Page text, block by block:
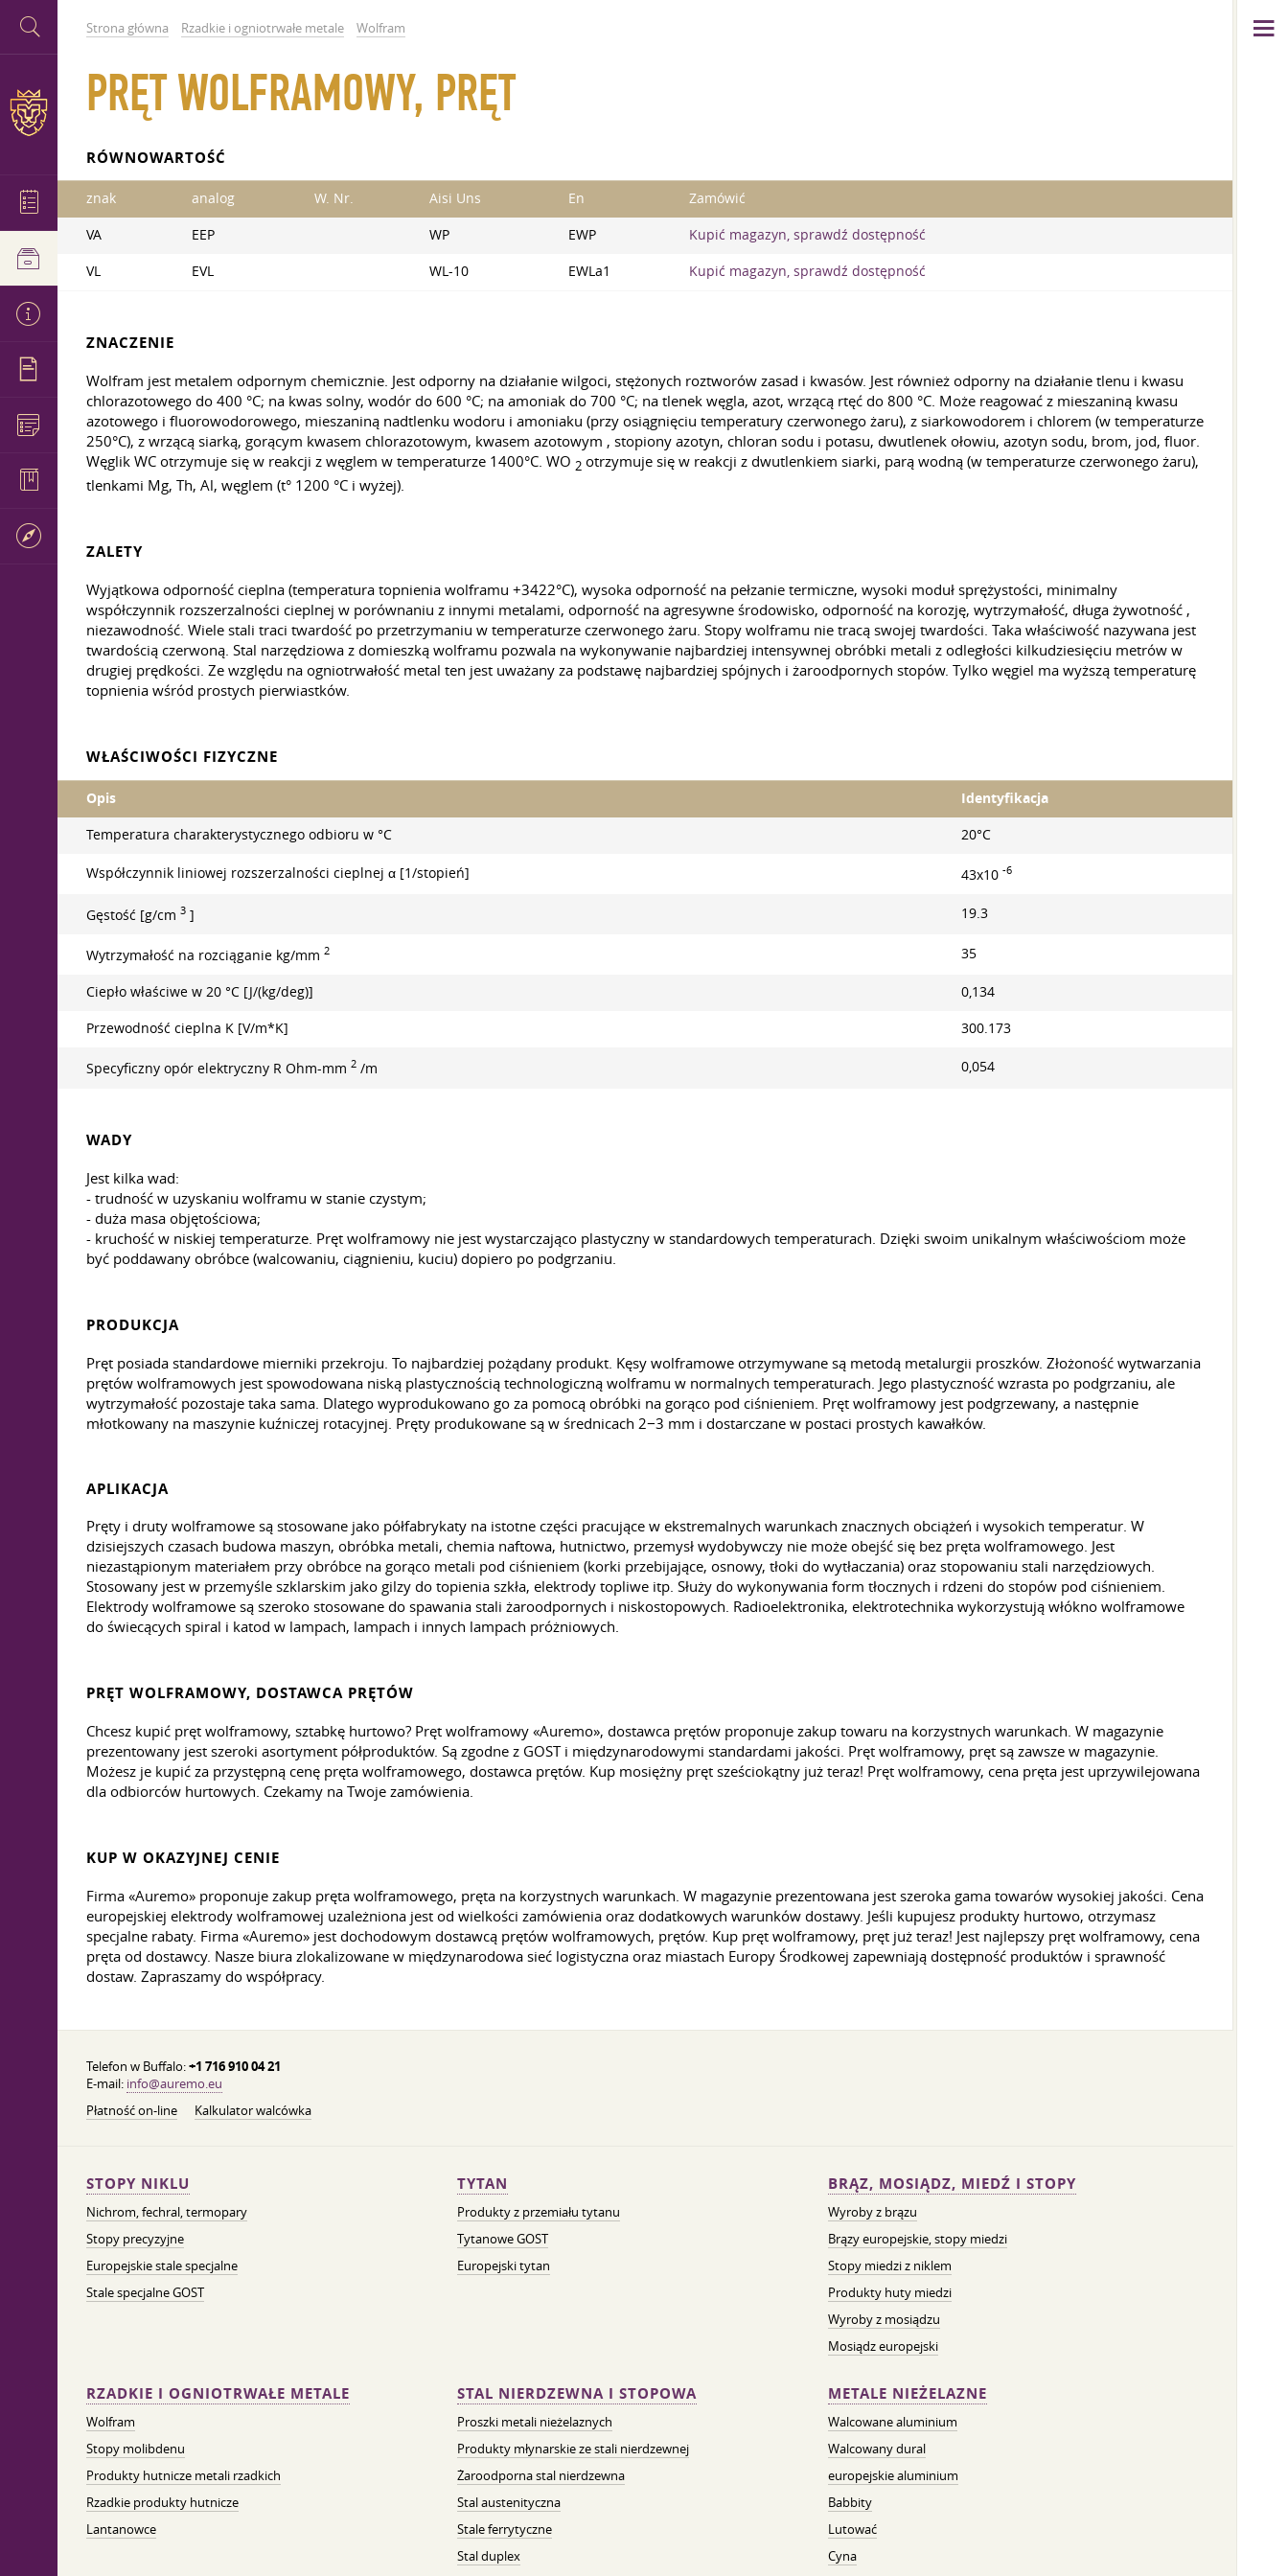
Strona główna Rzadkie i ogniotrwałe metale Wolfram
PRĘT WOLFRAMOWY, PRĘT
RÓWNOWARTOŚĆ
znak analog W. Nr. Aisi Uns En Zamówić
VA EEP WP EWP Kupić magazyn, sprawdź dostępność
VL EVL WL-10 EWLa1 Kupić magazyn, sprawdź dostępność
ZNACZENIE
Wolfram jest metalem odpornym chemicznie. Jest odporny na działanie wilgoci, stężonych roztworów zasad i kwasów. Jest również odporny na działanie tlenu i kwasu
chlorazotowego do 400 °C; na kwas solny, wodór do 600 °C; na amoniak do 700 °C; na tlenek węgla, azot, wrzącą rtęć do 800 °C. Może reagować z mieszaniną kwasu
azotowego i fluorowodorowego, mieszaniną nadtlenku wodoru i amoniaku (przy osiągnięciu temperatury czerwonego żaru), z siarkowodorem i chlorem (w temperaturze
250°C), z wrzącą siarką, gorącym kwasem chlorazotowym, kwasem azotowym , stopiony azotyn, chloran sodu i potasu, dwutlenek ołowiu, azotyn sodu, brom, jod, fluor.
Węglik WC otrzymuje się w reakcji z węglem w temperaturze 1400°C. WO 2 otrzymuje się w reakcji z dwutlenkiem siarki, parą wodną (w temperaturze czerwonego żaru),
tlenkami Mg, Th, Al, węglem (t° 1200 °C i wyżej).
ZALETY
Wyjątkowa odporność cieplna (temperatura topnienia wolframu +3422°C), wysoka odporność na pełzanie termiczne, wysoki moduł sprężystości, minimalny
współczynnik rozszerzalności cieplnej w porównaniu z innymi metalami, odporność na agresywne środowisko, odporność na korozję, wytrzymałość, długa żywotność ,
niezawodność. Wiele stali traci twardość po przetrzymaniu w temperaturze czerwonego żaru. Stopy wolframu nie tracą swojej twardości. Taka właściwość nazywana jest
twardością czerwoną. Stal narzędziowa z domieszką wolframu pozwala na wykonywanie najbardziej intensywnej obróbki metali z odległości kilkudziesięciu metrów w
drugiej prędkości. Ze względu na ogniotrwałość metal ten jest uważany za podstawę najbardziej spójnych i żaroodpornych stopów. Tylko węgiel ma wyższą temperaturę
topnienia wśród prostych pierwiastków.
WŁAŚCIWOŚCI FIZYCZNE
Opis Identyfikacja
Temperatura charakterystycznego odbioru w °С 20°C
Współczynnik liniowej rozszerzalności cieplnej α [1/stopień] 43x10 -6
Gęstość [g/cm 3 ] 19.3
Wytrzymałość na rozciąganie kg/mm 2 35
Ciepło właściwe w 20 °C [J/(kg/deg)] 0,134
Przewodność cieplna K [V/m*K] 300.173
Specyficzny opór elektryczny R Ohm-mm 2 /m 0,054
WADY
Jest kilka wad:
- trudność w uzyskaniu wolframu w stanie czystym;
- duża masa objętościowa;
- kruchość w niskiej temperaturze. Pręt wolframowy nie jest wystarczająco plastyczny w standardowych temperaturach. Dzięki swoim unikalnym właściwościom może
być poddawany obróbce (walcowaniu, ciągnieniu, kuciu) dopiero po podgrzaniu.
PRODUKCJA
Pręt posiada standardowe mierniki przekroju. To najbardziej pożądany produkt. Kęsy wolframowe otrzymywane są metodą metalurgii proszków. Złożoność wytwarzania
prętów wolframowych jest spowodowana niską plastycznością technologiczną wolframu w normalnych temperaturach. Jego plastyczność wzrasta po podgrzaniu, ale
wytrzymałość pozostaje taka sama. Dlatego wyprodukowano go za pomocą obróbki na gorąco pod ciśnieniem. Pręt wolframowy jest podgrzewany, a następnie
młotkowany na maszynie kuźniczej rotacyjnej. Pręty produkowane są w średnicach 2−3 mm i dostarczane w postaci prostych kawałków.
APLIKACJA
Pręty i druty wolframowe są stosowane jako półfabrykaty na istotne części pracujące w ekstremalnych warunkach znacznych obciążeń i wysokich temperatur. W
dzisiejszych czasach budowa maszyn, obróbka metali, chemia naftowa, hutnictwo, przemysł wydobywczy nie może obejść się bez pręta wolframowego. Jest
niezastąpionym materiałem przy obróbce na gorąco metali pod ciśnieniem (korki przebijające, osnowy, tłoki do wytłaczania) oraz stopowaniu stali narzędziowych.
Stosowany jest w przemyśle szklarskim jako gilzy do topienia szkła, elektrody topliwe itp. Służy do wykonywania form tłocznych i rdzeni do stopów pod ciśnieniem.
Elektrody wolframowe są szeroko stosowane do spawania stali żaroodpornych i niskostopowych. Radioelektronika, elektrotechnika wykorzystują włókno wolframowe
do świecących spiral i katod w lampach, lampach i innych lampach próżniowych.
PRĘT WOLFRAMOWY, DOSTAWCA PRĘTÓW
Chcesz kupić pręt wolframowy, sztabkę hurtowo? Pręt wolframowy «Auremo», dostawca prętów proponuje zakup towaru na korzystnych warunkach. W magazynie
prezentowany jest szeroki asortyment półproduktów. Są zgodne z GOST i międzynarodowymi standardami jakości. Pręt wolframowy, pręt są zawsze w magazynie.
Możesz je kupić za przystępną cenę pręta wolframowego, dostawca prętów. Kup mosiężny pręt sześciokątny już teraz! Pręt wolframowy, cena pręta jest uprzywilejowana
dla odbiorców hurtowych. Czekamy na Twoje zamówienia.
KUP W OKAZYJNEJ CENIE
Firma «Auremo» proponuje zakup pręta wolframowego, pręta na korzystnych warunkach. W magazynie prezentowana jest szeroka gama towarów wysokiej jakości. Cena
europejskiej elektrody wolframowej uzależniona jest od wielkości zamówienia oraz dodatkowych warunków dostawy. Jeśli kupujesz produkty hurtowo, otrzymasz
specjalne rabaty. Firma «Auremo» jest dochodowym dostawcą prętów wolframowych, prętów. Kup pręt wolframowy, pręt już teraz! Jest najlepszy pręt wolframowy, cena
pręta od dostawcy. Nasze biura zlokalizowane w międzynarodowa sieć logistyczna oraz miastach Europy Środkowej zapewniają dostępność produktów i sprawność
dostaw. Zapraszamy do współpracy.
Telefon w Buffalo:+1 716 910 04 21
E-mail: info@auremo.eu
Płatność on-line
Kalkulator walcówka
STOPY NIKLU
Nichrom, fechral, termopary
Stopy precyzyjne
Europejskie stale specjalne
Stale specjalne GOST
TYTAN
Produkty z przemiału tytanu
Tytanowe GOST
Europejski tytan
BRĄZ, MOSIĄDZ, MIEDŹ I STOPY
Wyroby z brązu
Brązy europejskie, stopy miedzi
Stopy miedzi z niklem
Produkty huty miedzi
Wyroby z mosiądzu
Mosiądz europejski
RZADKIE I OGNIOTRWAŁE METALE
Wolfram
Stopy molibdenu
Produkty hutnicze metali rzadkich
Rzadkie produkty hutnicze
Lantanowce
STAL NIERDZEWNA I STOPOWA
Proszki metali nieżelaznych
Produkty młynarskie ze stali nierdzewnej
Żaroodporna stal nierdzewna
Stal austenityczna
Stale ferrytyczne
Stal duplex
METALE NIEŻELAZNE
Walcowane aluminium
Walcowany dural
europejskie aluminium
Babbity
Lutować
Cyna